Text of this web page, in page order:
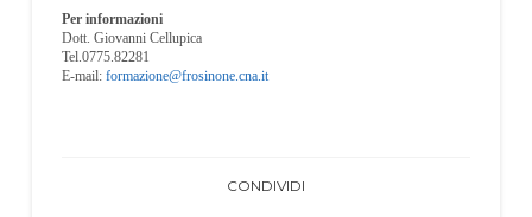
Per informazioni
Dott. Giovanni Cellupica
Tel.0775.82281
E-mail: formazione@frosinone.cna.it
CONDIVIDI